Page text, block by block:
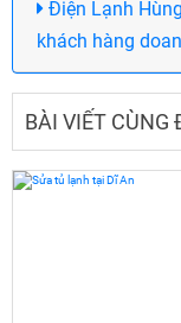
Điện Lạnh
khách hàng
BÀI VIẾT CÙNG